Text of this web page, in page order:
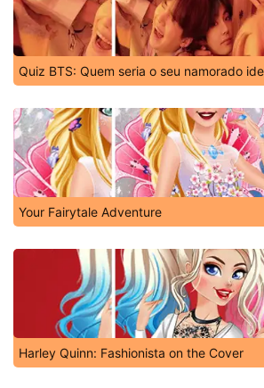
Quiz BTS: Quem seria o seu namorado
Your Fairytale Adventure
Harley Quinn: Fashionista on the Cover